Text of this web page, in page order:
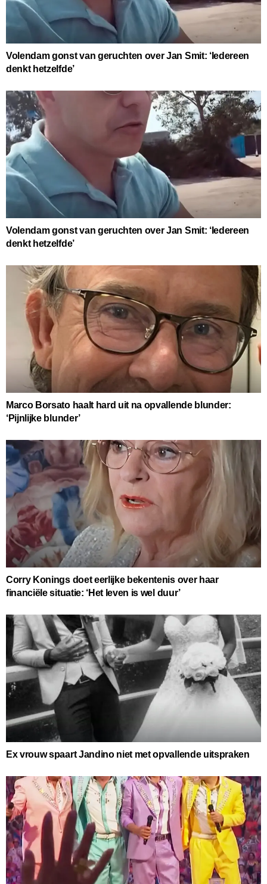
Volendam gonst van geruchten over Jan Smit: ‘Iedereen
denkt hetzelfde’
Volendam gonst van geruchten over Jan Smit: ‘Iedereen
denkt hetzelfde’
Marco Borsato haalt hard uit na opvallende blunder:
‘Pijnlijke blunder’
Corry Konings doet eerlijke bekentenis over haar
financiële situatie: ‘Het leven is wel duur’
Ex vrouw spaart Jandino niet met opvallende uitspraken